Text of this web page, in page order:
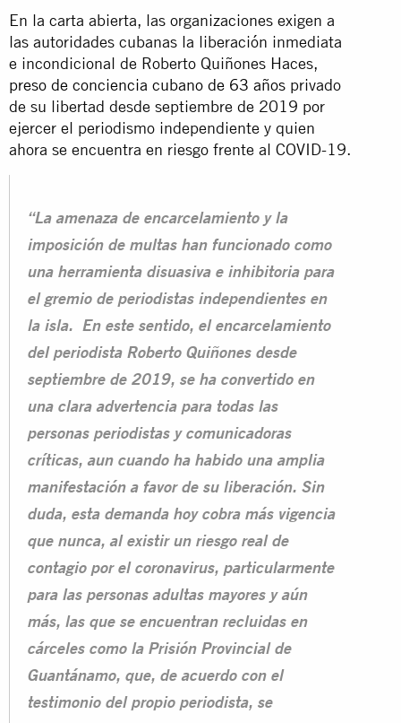
En la carta abierta, las organizaciones exigen a
las autoridades cubanas la liberación inmediata
e incondicional de Roberto Quiñones Haces,
preso de conciencia cubano de 63 años privado
de su libertad desde septiembre de 2019 por
ejercer el periodismo independiente y quien
ahora se encuentra en riesgo frente al COVID-19.
“La amenaza de encarcelamiento y la
imposición de multas han funcionado como
una herramienta disuasiva e inhibitoria para
el gremio de periodistas independientes en
la isla. En este sentido, el encarcelamiento
del periodista Roberto Quiñones desde
septiembre de 2019, se ha convertido en
una clara advertencia para todas las
personas periodistas y comunicadoras
críticas, aun cuando ha habido una amplia
manifestación a favor de su liberación. Sin
duda, esta demanda hoy cobra más vigencia
que nunca, al existir un riesgo real de
contagio por el coronavirus, particularmente
para las personas adultas mayores y aún
más, las que se encuentran recluidas en
cárceles como la Prisión Provincial de
Guantánamo, que, de acuerdo con el
testimonio del propio periodista, se